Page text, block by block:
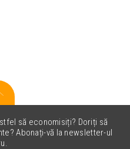
să economisiți? Doriți să
Abonați-vă la newsletter-ul